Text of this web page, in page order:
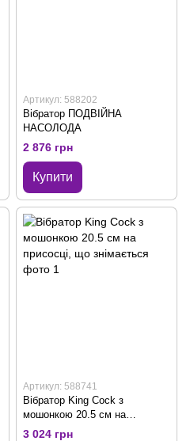
Артикул: 588202
Вібратор ПОДВІЙНА
НАСОЛОДА
2 876 грн
Купити
Артикул: 588741
Вібратор King Cock з
мошонкою 20.5 см на
присосці, що знімається
3 024 грн